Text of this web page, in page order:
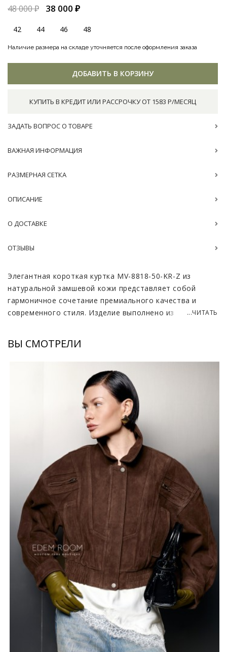
48 000 ₽
38 000 ₽
42 44 46 48
Наличие размера на складе уточняется после оформления заказа
ДОБАВИТЬ В КОРЗИНУ
КУПИТЬ В КРЕДИТ ИЛИ РАССРОЧКУ ОТ 1583 Р/МЕСЯЦ
ЗАДАТЬ ВОПРОС О ТОВАРЕ
ВАЖНАЯ ИНФОРМАЦИЯ
РАЗМЕРНАЯ СЕТКА
ОПИСАНИЕ
О ДОСТАВКЕ
ОТЗЫВЫ
Элегантная короткая куртка MV-8818-50-KR-Z из
натуральной замшевой кожи представляет собой
гармоничное сочетание премиального качества и
современного стиля. Изделие выполнено из
благородным внешним видом. Цветовая палитра
включает классический коричневый, изысканный кэмел
и сдержанный серый оттенки, что позволяет легко
интегрировать вещь в любой гардероб. Такая куртка
станет идеальным выбором для женщин, которые
ценят комфорт и стремятся выглядеть безупречно в
динамичном ритме города.
Длина изделия составляет пятьдесят пять
сантиметров, что создает современный и легкий
силуэт, отлично сочетающийся с брюками на высокой
посадке или элегантными платьями. Размерная сетка
от сорок второго до сорок восьмого гарантирует
аккуратную посадку, акцентируя внимание на
природной грации. Натуральная замша отличается не
только эстетичностью, но и удивительной мягкостью,
даря ощущение уюта при каждом прикосновении. Эта
модель разработана для тех, кто выбирает вещи с
характером и ценит исключительное исполнение в
каждой строчке. Куртка великолепно подходит для
создания многослойных образов в межсезонье,
привнося в облик нотки истинного шика и
уверенности. Качественная фурнитура и лаконичный
дизайн делают эту модель актуальной базой,
способной подчеркнуть утонченный вкус и любовь к
премиальным материалам.
...ЧИТАТЬ
ВЫ СМОТРЕЛИ